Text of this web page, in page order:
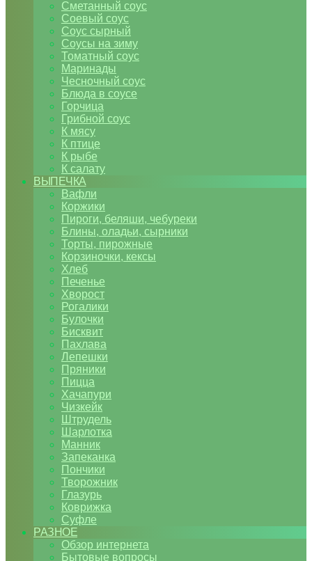
Сметанный соус
Соевый соус
Соус сырный
Соусы на зиму
Томатный соус
Маринады
Чесночный соус
Блюда в соусе
Горчица
Грибной соус
К мясу
К птице
К рыбе
К салату
ВЫПЕЧКА
Вафли
Коржики
Пироги, беляши, чебуреки
Блины, оладьи, сырники
Торты, пирожные
Корзиночки, кексы
Хлеб
Печенье
Хворост
Рогалики
Булочки
Бисквит
Пахлава
Лепешки
Пряники
Пицца
Хачапури
Чизкейк
Штрудель
Шарлотка
Манник
Запеканка
Пончики
Творожник
Глазурь
Коврижка
Суфле
РАЗНОЕ
Обзор интернета
Бытовые вопросы